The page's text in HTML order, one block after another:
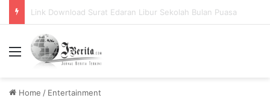
Menu
Home / Entertainment